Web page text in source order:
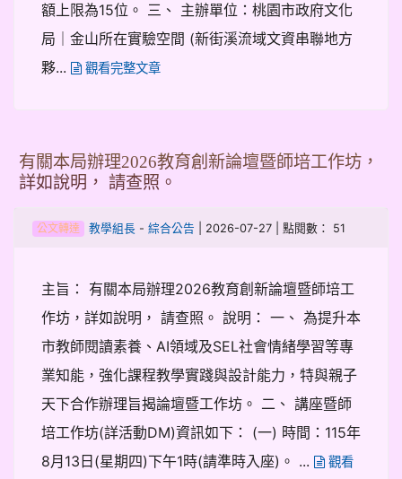
額上限為15位。 三、 主辦單位：桃園市政府文化
局｜金山所在實驗空間 (新街溪流域文資串聯地方
夥...
觀看完整文章
有關本局辦理2026教育創新論壇暨師培工作坊，
詳如說明， 請查照。
公文轉達 教學組長- 綜合公告 | 2026-07-27 | 點閱數： 51
主旨： 有關本局辦理2026教育創新論壇暨師培工
作坊，詳如說明， 請查照。 說明： 一、 為提升本
市教師閱讀素養、AI領域及SEL社會情緒學習等專
業知能，強化課程教學實踐與設計能力，特與親子
天下合作辦理旨揭論壇暨工作坊。 二、 講座暨師
培工作坊(詳活動DM)資訊如下： (一) 時間：115年
8月13日(星期四)下午1時(請準時入座)。 ...
觀看